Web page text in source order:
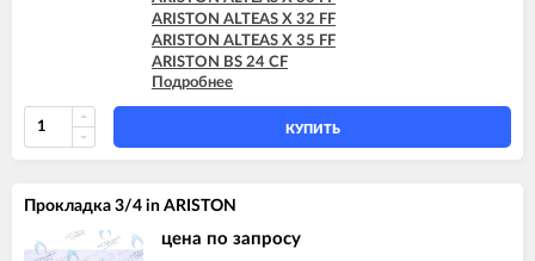
ARISTON ALTEAS X 32 FF
ARISTON ALTEAS X 35 FF
ARISTON BS 24 CF
ARISTON BS 24 FF
ARISTON BS II 15 FF
ARISTON BS II 24 CF
ARISTON BS II 24 CF-EU
ARISTON CARES X 15 FF
ARISTON CARES X 18 FF
Подробнее
КУПИТЬ
Прокладка 3/4 in ARISTON
цена по запросу